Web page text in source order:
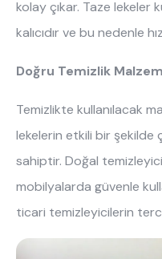
kolay çıkar. Taze lekeler
kalıcıdır ve bu nedenle
Doğru Temizlik
Temizlikte kullanılacak
lekelerin etkili bir şekilde
sahiptir. Doğal
mobilyalarda güvenle
ticari temizleyicilerin